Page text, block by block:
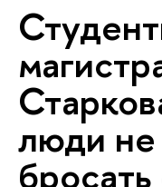
люди не